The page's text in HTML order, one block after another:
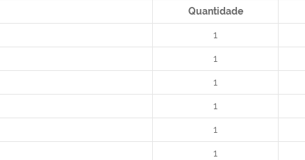
Quantidade
1
1
1
1
1
1